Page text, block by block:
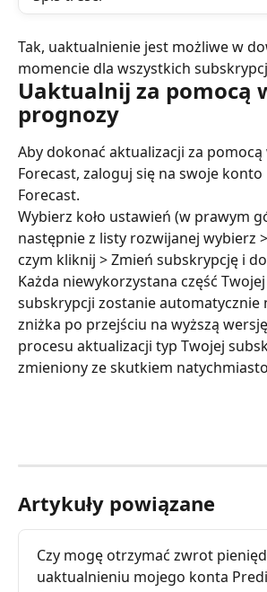
Tak, uaktualnienie jest możliwe w
momencie dla wszystkich
Uaktualnij za pomocą
prognozy
Aby dokonać aktualizacji za
Forecast, zaloguj się na swoje
Forecast.
Wybierz koło ustawień (w prawym
następnie z listy rozwijanej wybierz
czym kliknij > Zmień subskrypcję i
Każda niewykorzystana część
subskrypcji zostanie automatycznie
zniżka po przejściu na wyższą
procesu aktualizacji typ Twojej
zmieniony ze skutkiem
Artykuły powiązane
Czy mogę otrzymać zwrot
uaktualnieniu mojego konta